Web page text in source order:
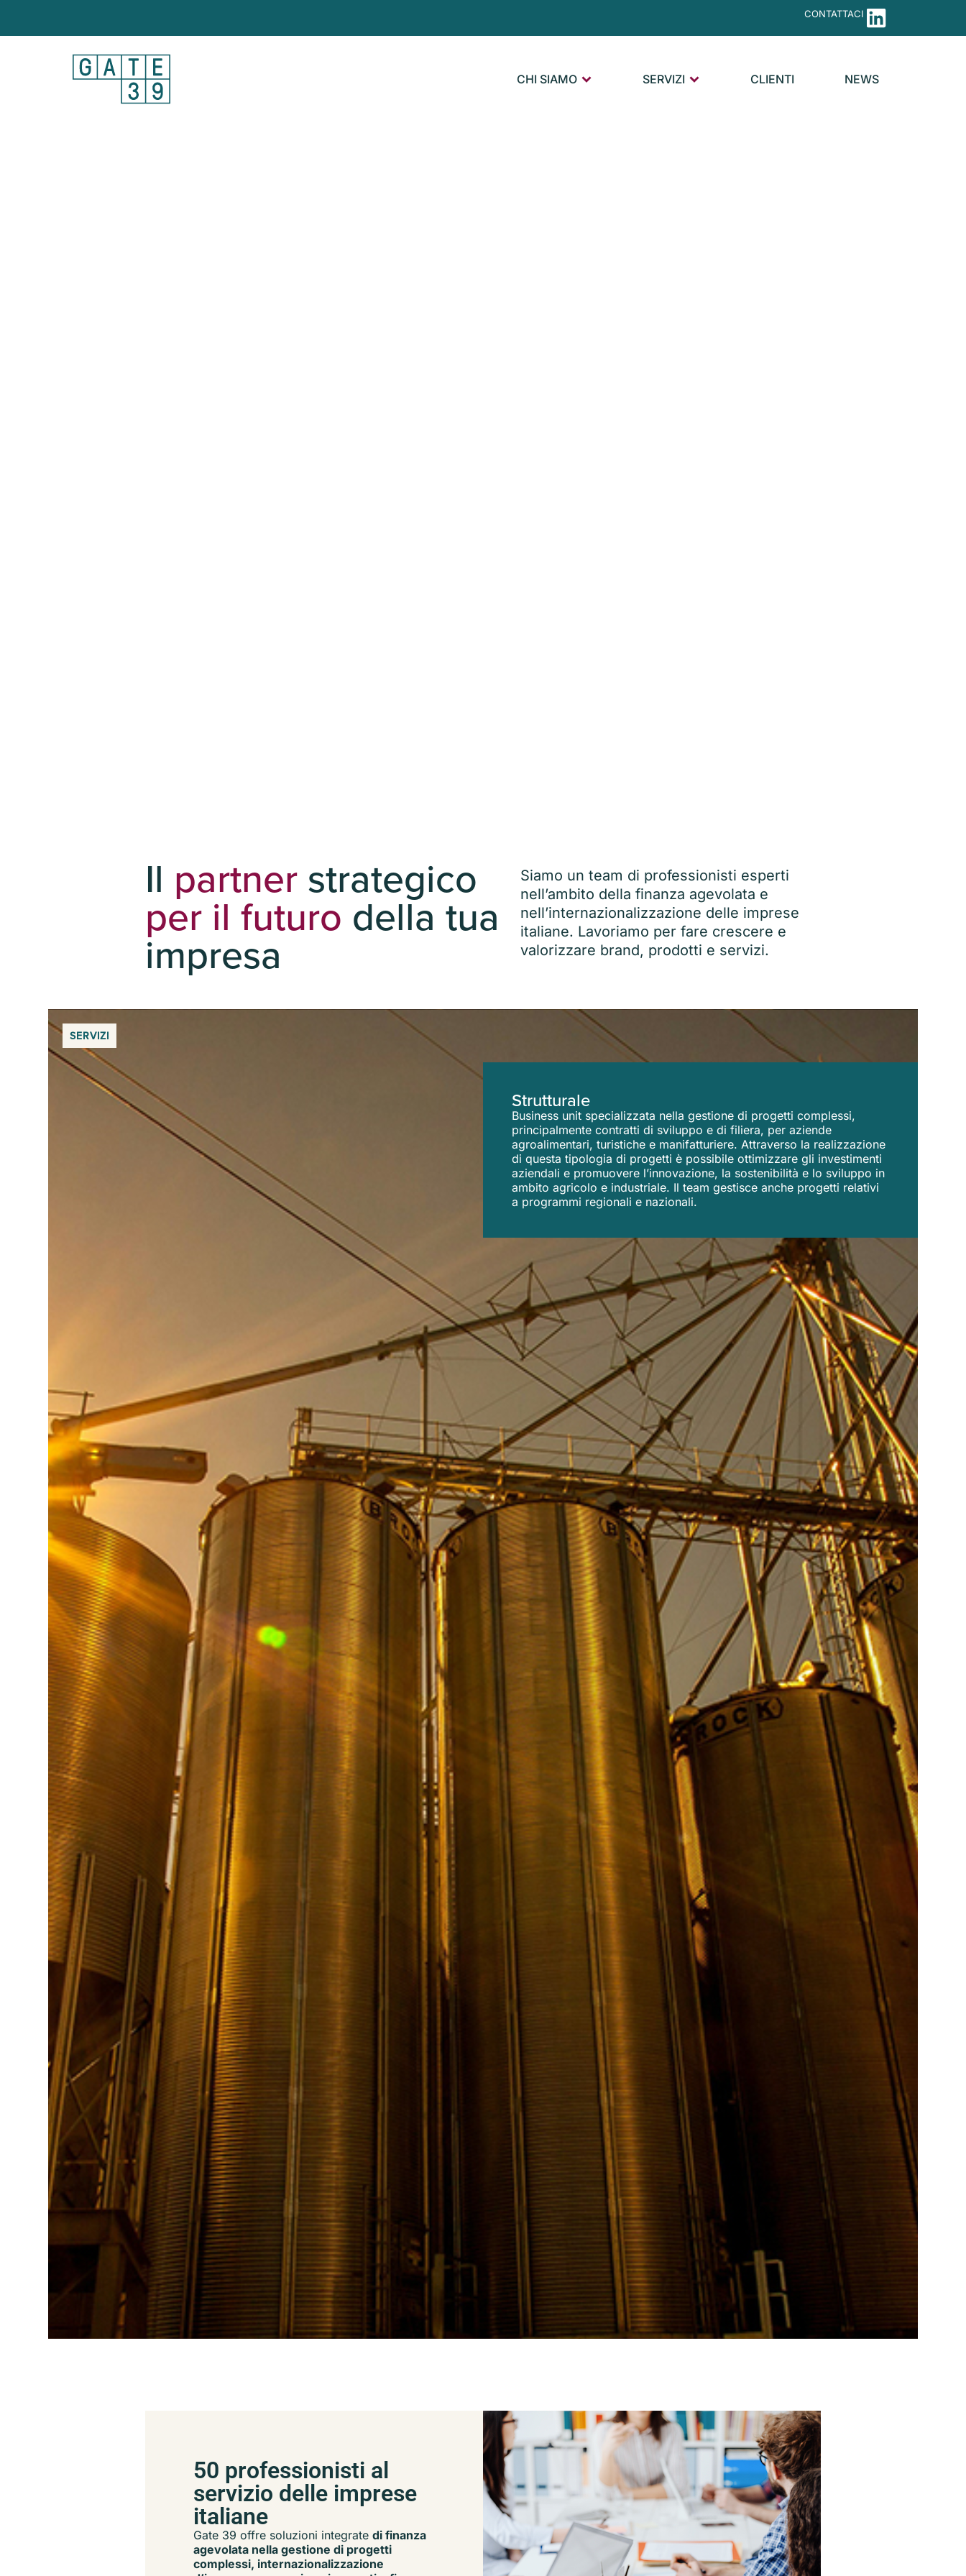
CONTATTACI
CHI SIAMO SERVIZI CLIENTI NEWS
Il partnerstrategico
per il futuro della tua
impresa
Siamo un team di professionisti esperti
nell’ambito della finanza agevolata e
nell’internazionalizzazione delle imprese
italiane. Lavoriamo per fare crescere e
valorizzare brand, prodotti e servizi.
SERVIZI
Strutturale
Business unit specializzata nella gestione di progetti complessi,
principalmente contratti di sviluppo e di filiera, per aziende
agroalimentari, turistiche e manifatturiere. Attraverso la realizzazione
di questa tipologia di progetti è possibile ottimizzare gli investimenti
aziendali e promuovere l’innovazione, la sostenibilità e lo sviluppo in
ambito agricolo e industriale. Il team gestisce anche progetti relativi
a programmi regionali e nazionali.
50 professionisti al
servizio delle imprese
italiane
Gate 39 offre soluzioni integrate di finanza
agevolata nella gestione di progetti
complessi, internazionalizzazione